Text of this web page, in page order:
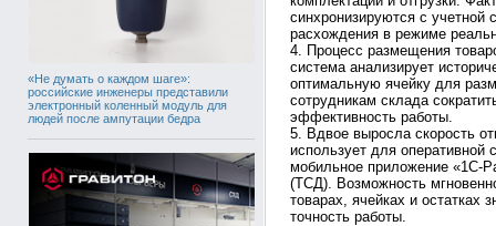
«Не думать о каждом шаге»:
российские инженеры представили
электронный коленный модуль для
людей после ампутации бедра
синхронизируются с учетной
расхождения в режиме
4. Процесс размещения
система анализирует
оптимальную ячейку для
сотрудникам склада
эффективность работы.
5. Вдвое выросла скорость
использует для оперативной
мобильное приложение «1С-
(ТСД). Возможность
товарах, ячейках и остатках
точность работы.